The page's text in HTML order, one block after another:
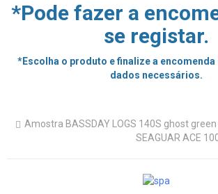
*Pode fazer a
se registar.
*Escolha o produto e finalize a
dados necessários.
Amostra BASSDAY LOGS 140S ghost
SEAGUAR ACE